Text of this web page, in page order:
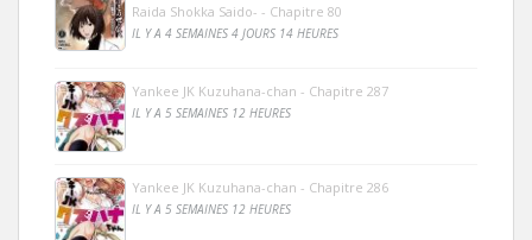
Raida Shokka Saido- - Chapitre 80
IL Y A 4 SEMAINES 4 JOURS 14 HEURES
Yankee JK Kuzuhana-chan - Chapitre 287
IL Y A 5 SEMAINES 12 HEURES
Yankee JK Kuzuhana-chan - Chapitre 286
IL Y A 5 SEMAINES 12 HEURES